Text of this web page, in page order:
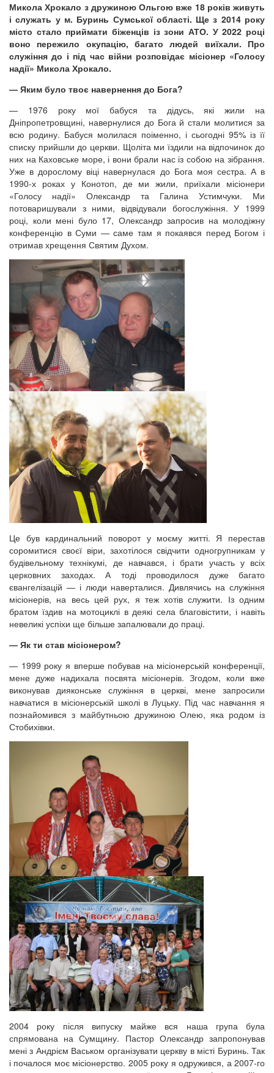
Микола Хрокало з дружиною Ольгою вже 18 років живуть
і служать у м. Буринь Сумської області. Ще з 2014 року
місто стало приймати біженців із зони АТО. У 2022 році
воно пережило окупацію, багато людей виїхали. Про
служіння до і під час війни розповідає місіонер «Голосу
надії» Микола Хрокало.
— Яким було твоє навернення до Бога?
— 1976 року мої бабуся та дідусь, які жили на
Дніпропетровщині, навернулися до Бога й стали молитися за
всю родину. Бабуся молилася поіменно, і сьогодні 95% із її
списку прийшли до церкви. Щоліта ми їздили на відпочинок до
них на Каховське море, і вони брали нас із собою на зібрання.
Уже в дорослому віці навернулася до Бога моя сестра. А в
1990-х роках у Конотоп, де ми жили, приїхали місіонери
«Голосу надії» Олександр та Галина Устимчуки. Ми
потоваришували з ними, відвідували богослужіння. У 1999
році, коли мені було 17, Олександр запросив на молодіжну
конференцію в Суми — саме там я покаявся перед Богом і
отримав хрещення Святим Духом.
Це був кардинальний поворот у моєму житті. Я перестав
соромитися своєї віри, захотілося свідчити одногрупникам у
будівельному технікумі, де навчався, і брати участь у всіх
церковних заходах. А тоді проводилося дуже багато
євангелізацій — і люди наверталися. Дивлячись на служіння
місіонерів, на весь цей рух, я теж хотів служити. Із одним
братом їздив на мотоциклі в деякі села благовістити, і навіть
невеликі успіхи ще більше запалювали до праці.
— Як ти став місіонером?
— 1999 року я вперше побував на місіонерській конференції,
мене дуже надихала посвята місіонерів. Згодом, коли вже
виконував дияконське служіння в церкві, мене запросили
навчатися в місіонерській школі в Луцьку. Під час навчання я
познайомився з майбутньою дружиною Олею, яка родом із
Стобихівки.
2004 року після випуску майже вся наша група була
спрямована на Сумщину. Пастор Олександр запропонував
мені з Андрієм Васьком організувати церкву в місті Буринь. Так
і почалося моє місіонерство. 2005 року я одружився, а 2007-го